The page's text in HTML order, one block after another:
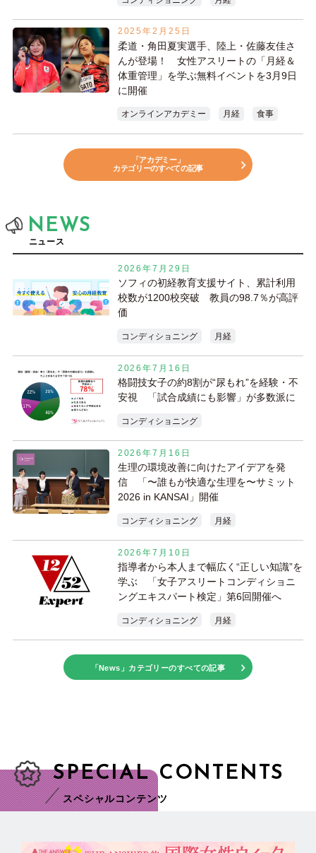
2025年2月25日
柔道・角田夏実選手、陸上・佐藤友佳さ
んが登場！ 女性アスリートの「月経＆
体重管理」を学ぶ無料イベントを3月9日
に開催
オンラインアカデミー 月経 食事
「アカデミー」
カテゴリーのすべての記事
NEWS
ニュース
2026年7月29日
ソフィの初経教育支援サイト、累計利用
校数が1200校突破 教員の98.7％が高評
価
コンディショニング 月経
2026年7月16日
格闘技女子の約8割が“尿もれ”を経験・不
安視 「試合成績にも影響」が多数派に
コンディショニング
2026年7月16日
生理の環境改善に向けたアイデアを発
信 「〜誰もが快適な生理を〜サミット
2026 in KANSAI」開催
コンディショニング 月経
2026年7月10日
指導者から本人まで幅広く“正しい知識”を
学ぶ 「女子アスリートコンディショニ
ングエキスパート検定」第6回開催へ
コンディショニング 月経
「News」カテゴリーのすべての記事
SPECIAL CONTENTS
スペシャルコンテンツ